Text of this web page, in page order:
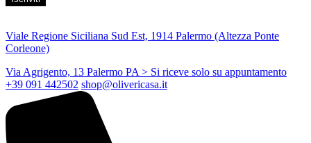
Viale Regione Siciliana Sud Est, 1914 Palermo (Altezza Ponte
Corleone)
Via Agrigento, 13 Palermo PA> Si riceve solo su appuntamento
+39 091 442502 shop@olivericasa.it